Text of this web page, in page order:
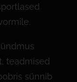
teadmised
sünnib